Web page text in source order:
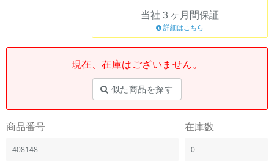
当社３ヶ月間保証
詳細はこちら
現在、在庫はございません。
似た商品を探す
商品番号
408148
在庫数
0